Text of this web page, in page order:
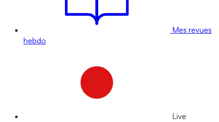
Mes revues
hebdo
Live